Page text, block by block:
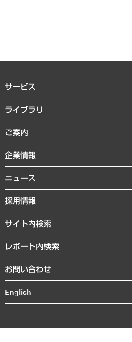
サービス
経営戦略
組織・人事戦略
デジタルイノベーション
共生・ダイバーシティ
GRC（ガバナンス・リスク・コンプライアンス
経済・産業・雇用・労働
まちづくり・観光・交通・スポーツ・スマートシ
自然資源・農林水産業・食料システム
ライブラリ
経済調査
レポート
コラム
経営用語集
受託・受注実績（官公庁関連）
メディア掲載・出演
ご案内
セミナー・イベント情報
MUFGビジネスセミナー
受託案件情報
企業情報
私たちの想い
社長メッセージ
会社概要
沿革
組織図・本部部室紹介
インドネシア現地法人
個人情報保護方針
ニュース
ニュースリリース
お知らせ
採用情報
サイト内検索
レポート内検索
お問い合わせ
English